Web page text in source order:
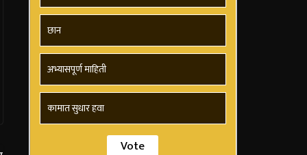
छान
अभ्यासपूर्ण माहिती
कामात सुधार हवा